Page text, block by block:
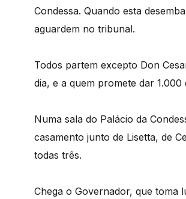
Condessa. Quando esta
aguardem no tribunal.
Todos partem excepto Don
dia, e a quem promete dar
Numa sala do Palácio da
casamento junto de Lisetta, de
todas três.
Chega o Governador, que toma